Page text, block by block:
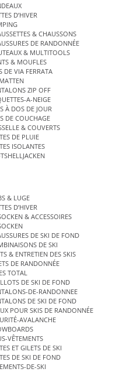
D’HIVER
& CHAUSSONS
DE RANDONNÉE
& MULTITOOLS
& MOUFLES
DE VIA FERRATA
ZIP OFF
A-NEIGE
À DOS DE JOUR
DE COUCHAGE
& COUVERTS
DE PLUIE
ISOLANTES
& LUGE
D’HIVER
& ACCESSOIRES
DE SKI DE FOND
DE SKI
& ENTRETIEN DES SKIS
DE RANDONNÉE
TOTAL
DE SKI DE FOND
DE-RANDONNEE
DE SKI DE FOND
POUR SKIS DE RANDONNÉE
AVALANCHE
VÊTEMENTS
ET GILETS DE SKI
DE SKI DE FOND
DE-SKI